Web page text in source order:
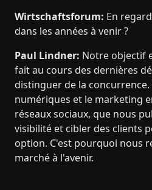
Wirtschaftsforum: En
dans les années à venir ?
Paul Lindner: Notre objectif
fait au cours des dernières
distinguer de la
numériques et le marketing
réseaux sociaux, que nous
visibilité et cibler des clients
option. C'est pourquoi nous
marché à l'avenir.